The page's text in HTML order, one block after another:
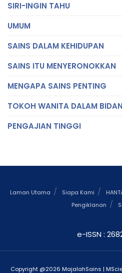
SIRI-INGIN TAHU
UMUM
SAINS DALAM KEHIDUPAN
SAINS ITU MENYERONOKKAN
MENGAPA SAINS PENTING
TOKOH WANITA DALAM
PENGAJIAN TINGGI
Laman Utama Siapa Kami
Pengiklanan
e-ISSN :
Copyright @2026 MajalahSains |